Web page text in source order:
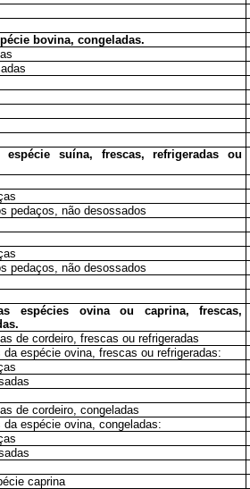
bovina, congeladas.
suína, frescas, refrigeradas ou
pedaços, não desossados
pedaços, não desossados
espécies ovina ou caprina, frescas,
de cordeiro, frescas ou refrigeradas
espécie ovina, frescas ou refrigeradas:
de cordeiro, congeladas
espécie ovina, congeladas:
caprina